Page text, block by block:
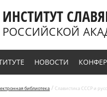
ИНСТИТУТ
РОССИЙСКОЙ
НОВОСТИ
библиотека / Славистика СССР и